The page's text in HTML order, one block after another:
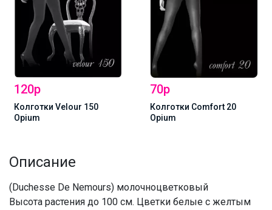
120р
Колготки Velour 150
Opium
70р
Колготки Comfort 20
Opium
Описание
(Duchesse De Nemours) молочноцветковый
Высота растения до 100 см. Цветки белые с желтым